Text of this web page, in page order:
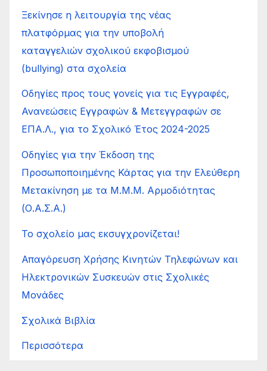
Ξεκίνησε η λειτουργία της νέας
πλατφόρμας για την υποβολή
καταγγελιών σχολικού εκφοβισμού
(bullying) στα σχολεία
Οδηγίες προς τους γονείς για τις Εγγραφές,
Ανανεώσεις Εγγραφών & Μετεγγραφών σε
ΕΠΑ.Λ., για το Σχολικό Έτος 2024-2025
Οδηγίες για την Έκδοση της
Προσωποποιημένης Κάρτας για την Ελεύθερη
Μετακίνηση με τα Μ.Μ.Μ. Αρμοδιότητας
(Ο.Α.Σ.Α.)
Το σχολείο μας εκσυγχρονίζεται!
Απαγόρευση Χρήσης Κινητών Τηλεφώνων και
Ηλεκτρονικών Συσκευών στις Σχολικές
Μονάδες
Σχολικά Βιβλία
Περισσότερα